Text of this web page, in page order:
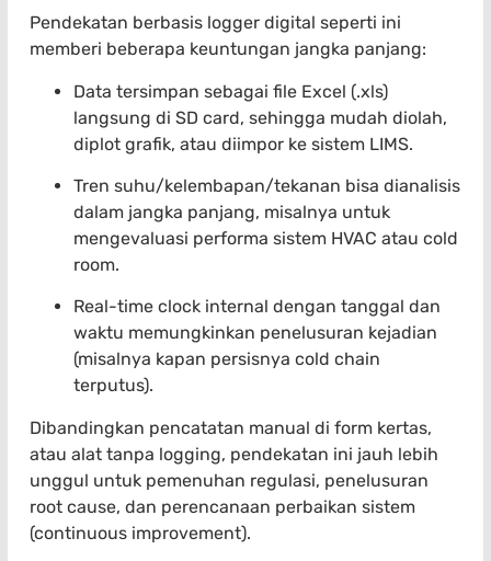
Pendekatan berbasis logger digital seperti ini
memberi beberapa keuntungan jangka panjang:
Data tersimpan sebagai file Excel (.xls)
langsung di SD card, sehingga mudah diolah,
diplot grafik, atau diimpor ke sistem LIMS.
Tren suhu/kelembapan/tekanan bisa dianalisis
dalam jangka panjang, misalnya untuk
mengevaluasi performa sistem HVAC atau cold
room.
Real-time clock internal dengan tanggal dan
waktu memungkinkan penelusuran kejadian
(misalnya kapan persisnya cold chain
terputus).
Dibandingkan pencatatan manual di form kertas,
atau alat tanpa logging, pendekatan ini jauh lebih
unggul untuk pemenuhan regulasi, penelusuran
root cause, dan perencanaan perbaikan sistem
(continuous improvement).